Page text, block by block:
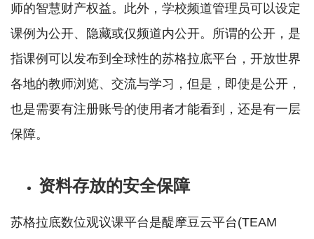
师的智慧财产权益。此外，学校频道管理员可以设定
课例为公开、隐藏或仅频道内公开。所谓的公开，是
指课例可以发布到全球性的苏格拉底平台，开放世界
各地的教师浏览、交流与学习，但是，即使是公开，
也是需要有注册账号的使用者才能看到，还是有一层
保障。
资料存放的安全保障
苏格拉底数位观议课平台是醍摩豆云平台(TEAM